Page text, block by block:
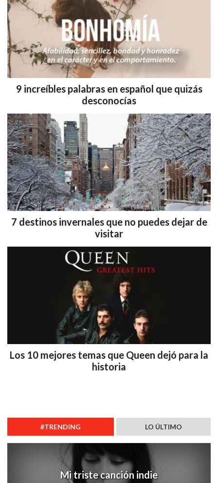
9 increíbles palabras en español que quizás
desconocías
7 destinos invernales que no puedes dejar de
visitar
Los 10 mejores temas que Queen dejó para la
historia
#TRENDING LO ÚLTIMO
Mi triste canción indie